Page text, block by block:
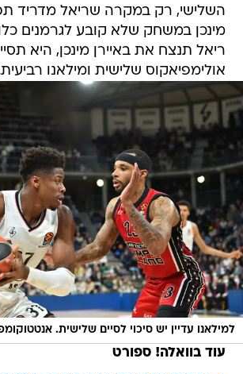
השלישי, רק במקרה שריאל מדריד
מינכן במשחק שלא קובע לגרמנים
ריאל תנצח את באיירן מינכן, היא
אולימפיאקוס שלישית ומילאנו
למילאנו עדיין יש סיכוי לסיים שלישית.
עוד בוואלה! ספורט